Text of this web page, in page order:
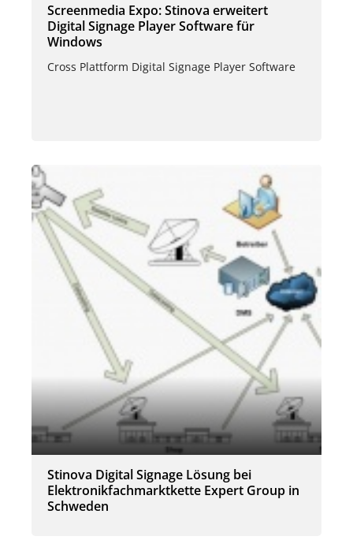
Screenmedia Expo: Stinova erweitert
Digital Signage Player Software für
Windows
Cross Plattform Digital Signage Player Software
Stinova Digital Signage Lösung bei
Elektronikfachmarktkette Expert Group in
Schweden